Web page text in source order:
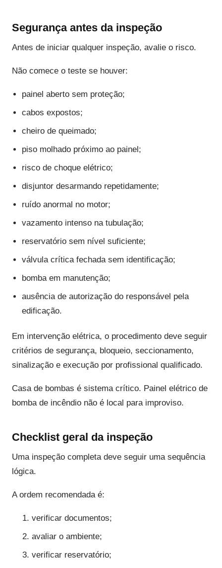
Segurança antes da inspeção
Antes de iniciar qualquer inspeção, avalie o risco.
Não comece o teste se houver:
painel aberto sem proteção;
cabos expostos;
cheiro de queimado;
piso molhado próximo ao painel;
risco de choque elétrico;
disjuntor desarmando repetidamente;
ruído anormal no motor;
vazamento intenso na tubulação;
reservatório sem nível suficiente;
válvula crítica fechada sem identificação;
bomba em manutenção;
ausência de autorização do responsável pela
edificação.
Em intervenção elétrica, o procedimento deve seguir
critérios de segurança, bloqueio, seccionamento,
sinalização e execução por profissional qualificado.
Casa de bombas é sistema crítico. Painel elétrico de
bomba de incêndio não é local para improviso.
Checklist geral da inspeção
Uma inspeção completa deve seguir uma sequência
lógica.
A ordem recomendada é:
verificar documentos;
avaliar o ambiente;
verificar reservatório;